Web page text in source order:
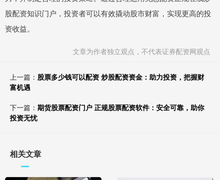
股配资知识门户，投资者可以有效撬动股市财富，实现更高的投
资收益。
文章为作者独立观点，不代表证券配资网观点
上一篇： 股票多少钱可以配资 炒股配资资金：助力投资，把握财
富机遇
下一篇： 期货股票配资门户 正规股票配资软件：安全可靠，助你
投资无忧
相关文章